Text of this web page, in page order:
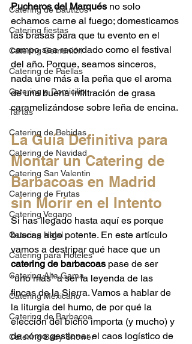
Catering de Bautizos
Catering fiestas
Catering Comunión
Catering de Paellas
Catering a Domicilio
Tartas
Catering de Bebidas
Catering de Navidad
Catering San Valentin
Catering de Frutas
Catering Vegano
Catering Halal
Catering para Hoteles
Catering Alta Gama
Catering Mexicano
Catering de Barbacoa
Catering Baby Shower
Pucheros del Marqués no solo
echamos carne al fuego; domesticamos
las brasas para que tu evento en el
campo sea recordado como el festival
del año. Porque, seamos sinceros,
nada une más a la peña que el aroma
de una buena infiltración de grasa
caramelizándose sobre leña de encina.
La Guía Definitiva para
Montar un Catering de
Barbacoas en Madrid
sin Morir en el Intento
Si has llegado hasta aquí es porque
buscas algo potente. En este artículo
vamos a destripar qué hace que un
catering de barbacoas pase de ser
"uno más" a ser la leyenda de las
fincas de la Sierra. Vamos a hablar de
la liturgia del humo, de por qué la
elección del bicho importa (y mucho) y
de cómo gestionar el caos logístico de